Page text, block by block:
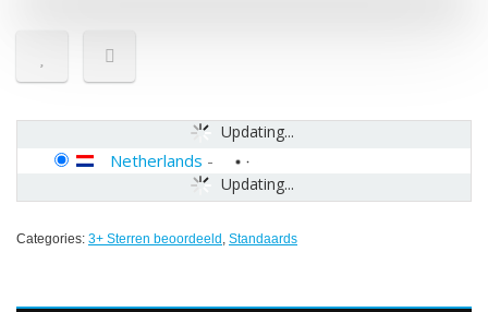
Updating...
Updating...
Netherlands -
Categories: 3+ Sterren beoordeeld , Standaards